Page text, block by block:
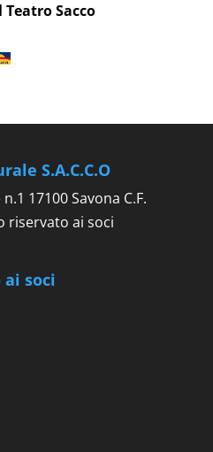
Sacco
S.A.C.C.O
17100 Savona C.F.
riservato ai soci
soci